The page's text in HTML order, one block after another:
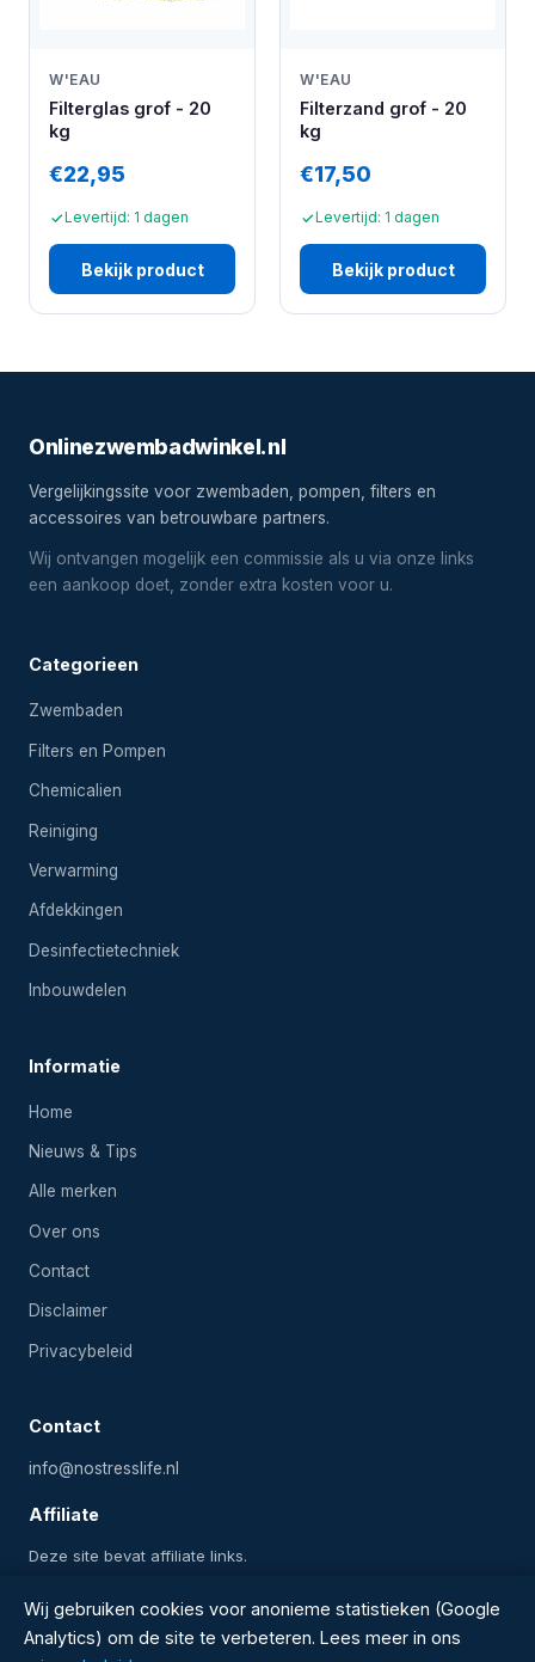
W'EAU
Filterglas grof - 20
kg
€22,95
Levertijd: 1 dagen
Bekijk product
W'EAU
Filterzand grof - 20
kg
€17,50
Levertijd: 1 dagen
Bekijk product
Onlinezwembadwinkel.nl
Vergelijkingssite voor zwembaden, pompen, filters en
accessoires van betrouwbare partners.
Wij ontvangen mogelijk een commissie als u via onze links
een aankoop doet, zonder extra kosten voor u.
Categorieen
Zwembaden
Filters en Pompen
Chemicalien
Reiniging
Verwarming
Afdekkingen
Desinfectietechniek
Inbouwdelen
Informatie
Home
Nieuws & Tips
Alle merken
Over ons
Contact
Disclaimer
Privacybeleid
Contact
info@nostresslife.nl
Affiliate
Deze site bevat affiliate links.
Wij gebruiken cookies voor anonieme statistieken (Google
Analytics) om de site te verbeteren. Lees meer in ons